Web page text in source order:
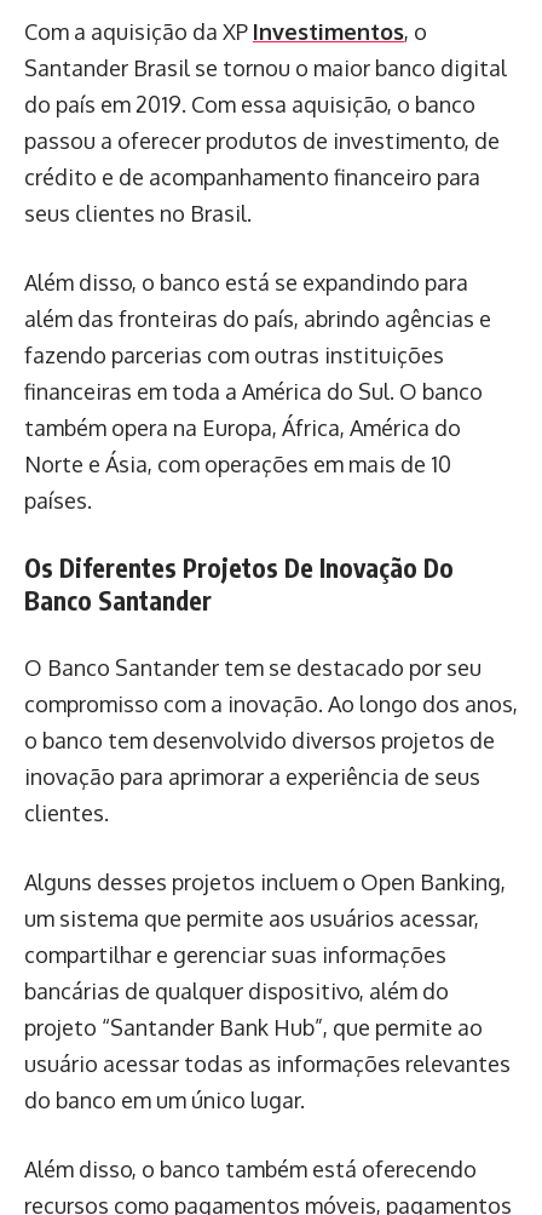
Com a aquisição da XP Investimentos, o
Santander Brasil se tornou o maior banco digital
do país em 2019. Com essa aquisição, o banco
passou a oferecer produtos de investimento, de
crédito e de acompanhamento financeiro para
seus clientes no Brasil.
Além disso, o banco está se expandindo para
além das fronteiras do país, abrindo agências e
fazendo parcerias com outras instituições
financeiras em toda a América do Sul. O banco
também opera na Europa, África, América do
Norte e Ásia, com operações em mais de 10
países.
Os Diferentes Projetos De Inovação Do
Banco Santander
O Banco Santander tem se destacado por seu
compromisso com a inovação. Ao longo dos anos,
o banco tem desenvolvido diversos projetos de
inovação para aprimorar a experiência de seus
clientes.
Alguns desses projetos incluem o Open Banking,
um sistema que permite aos usuários acessar,
compartilhar e gerenciar suas informações
bancárias de qualquer dispositivo, além do
projeto “Santander Bank Hub”, que permite ao
usuário acessar todas as informações relevantes
do banco em um único lugar.
Além disso, o banco também está oferecendo
recursos como pagamentos móveis, pagamentos